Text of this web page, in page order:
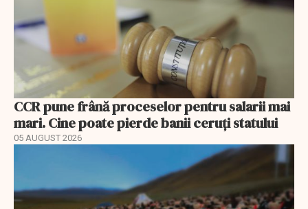
CCR pune frână proceselor pentru salarii mai
mari. Cine poate pierde banii ceruți statului
05 AUGUST 2026